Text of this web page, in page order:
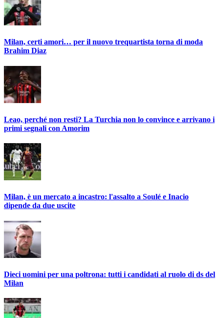
Milan, certi amori… per il nuovo trequartista torna di moda
Brahim Diaz
Leao, perché non resti? La Turchia non lo convince e arrivano i
primi segnali con Amorim
Milan, è un mercato a incastro: l'assalto a Soulé e Inacio
dipende da due uscite
Dieci uomini per una poltrona: tutti i candidati al ruolo di ds del
Milan